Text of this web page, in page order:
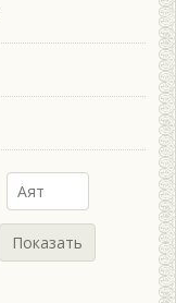
Показать